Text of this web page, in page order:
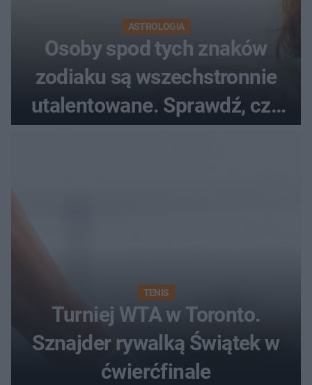
ASTROLOGIA
Osoby spod tych znaków
zodiaku są wszechstronnie
utalentowane. Sprawdź, czy
TENIS
Turniej WTA w Toronto.
Sznajder rywalką Świątek w
ćwierćfinale